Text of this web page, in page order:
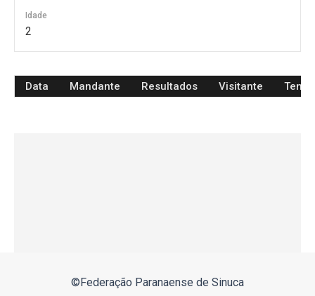
Idade
2
Data Mandante Resultados Visitante
©Federação Paranaense de Sinuca